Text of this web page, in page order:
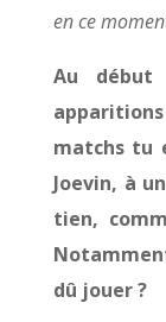
en ce
Au
matchs tu
Joevin, à
tien,
dû jouer ?